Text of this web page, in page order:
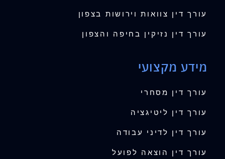
עורך דין צוואות וירושות בצפון
עורך דין נזיקין בחיפה והצפון
מידע מקצועי
עורך דין מסחרי
עורך דין ליטיגציה
עורך דין לדיני עבודה
עורך דין הוצאה לפועל